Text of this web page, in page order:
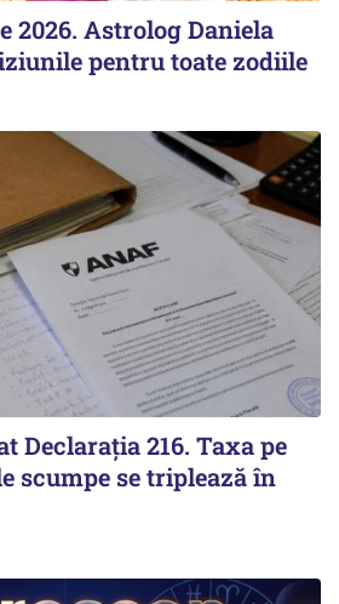
2026. Astrolog Daniela
pentru toate zodiile
Declarația 216. Taxa pe
scumpe se triplează în